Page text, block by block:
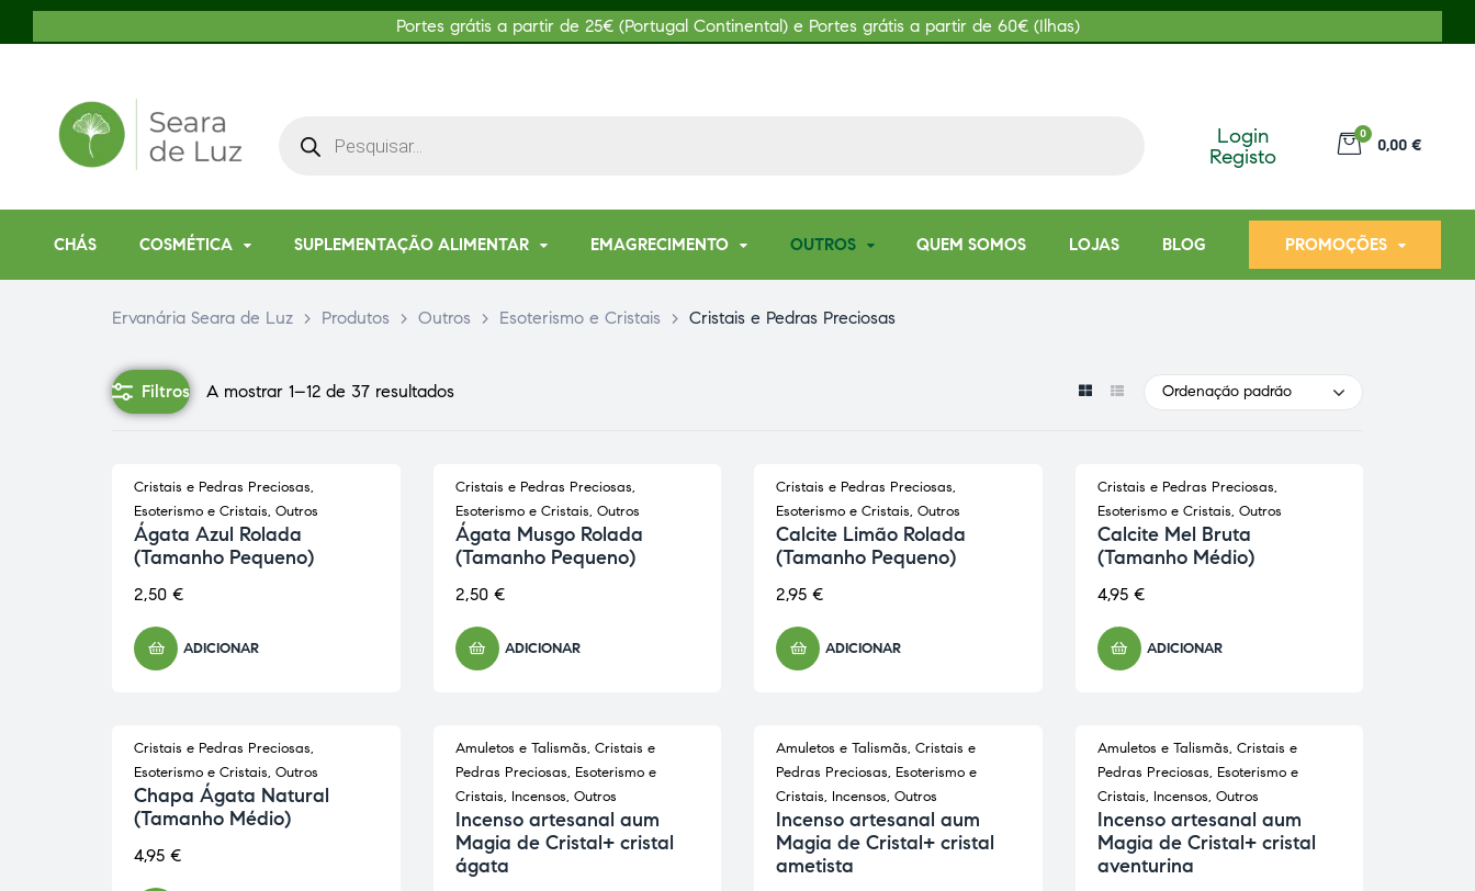
Portes grátis a partir de 25€ (Portugal Continental) e Portes grátis a partir de 60€ (Ilhas)
Login
Registo
0
0,00 €
CHÁS COSMÉTICA SUPLEMENTAÇÃO ALIMENTAR EMAGRECIMENTO OUTROS QUEM SOMOS LOJAS BLOG PROMOÇÕES
Ervanária Seara de Luz > Produtos > Outros > Esoterismo e Cristais > Cristais e Pedras Preciosas
Filtros A mostrar 1–12 de 37 resultados Ordenação padrão
Cristais e Pedras Preciosas,
Esoterismo e Cristais, Outros
Ágata Azul Rolada
(Tamanho Pequeno)
2,50 €
ADICIONAR
Cristais e Pedras Preciosas,
Esoterismo e Cristais, Outros
Ágata Musgo Rolada
(Tamanho Pequeno)
2,50 €
ADICIONAR
Cristais e Pedras Preciosas,
Esoterismo e Cristais, Outros
Calcite Limão Rolada
(Tamanho Pequeno)
2,95 €
ADICIONAR
Cristais e Pedras Preciosas,
Esoterismo e Cristais, Outros
Calcite Mel Bruta
(Tamanho Médio)
4,95 €
ADICIONAR
Cristais e Pedras Preciosas,
Esoterismo e Cristais, Outros
Chapa Ágata Natural
(Tamanho Médio)
4,95 €
Amuletos e Talismãs, Cristais e
Pedras Preciosas, Esoterismo e
Cristais, Incensos, Outros
Incenso artesanal aum
Magia de Cristal+ cristal
ágata
Amuletos e Talismãs, Cristais e
Pedras Preciosas, Esoterismo e
Cristais, Incensos, Outros
Incenso artesanal aum
Magia de Cristal+ cristal
ametista
Amuletos e Talismãs, Cristais e
Pedras Preciosas, Esoterismo e
Cristais, Incensos, Outros
Incenso artesanal aum
Magia de Cristal+ cristal
aventurina